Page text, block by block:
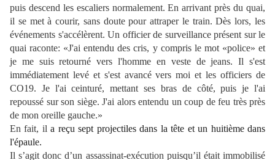
puis descend les escaliers normalement. En arrivant près du quai,
il se met à courir, sans doute pour attraper le train. Dès lors, les
événements s'accélèrent. Un officier de surveillance présent sur le
quai raconte: «J'ai entendu des cris, y compris le mot «police» et
je me suis retourné vers l'homme en veste de jeans. Il s'est
immédiatement levé et s'est avancé vers moi et les officiers de
CO19. Je l'ai ceinturé, mettant ses bras de côté, puis je l'ai
repoussé sur son siège. J'ai alors entendu un coup de feu très près
de mon oreille gauche.»
En fait, il a reçu sept projectiles dans la tête et un huitième dans
l'épaule.
Il s’agit donc d’un assassinat-exécution puisqu’il était immobilisé